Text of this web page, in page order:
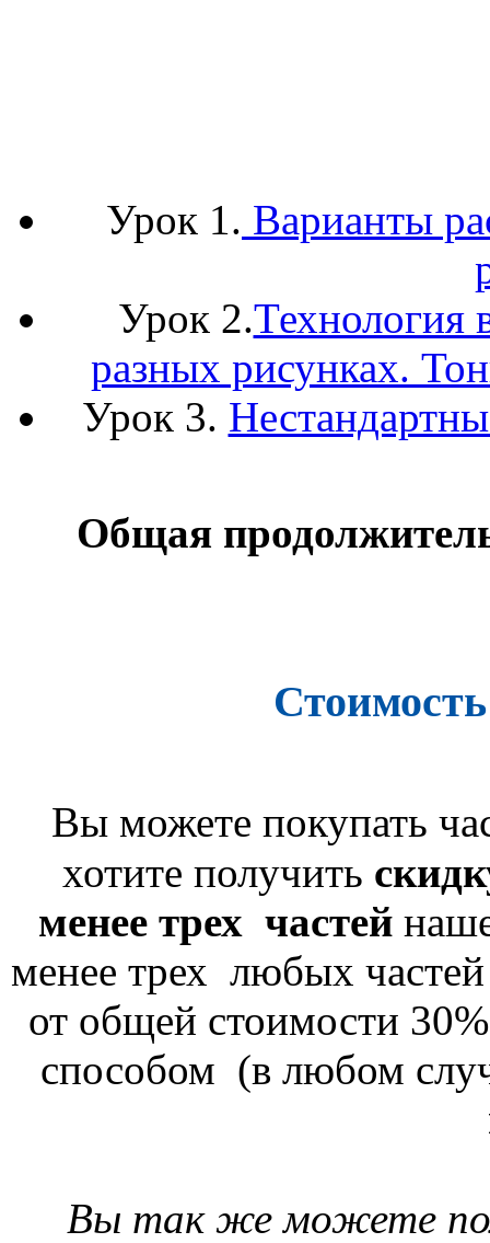
Урок 1. Варианты
Урок 2.Технология
разных рисунках.
Урок 3.
Общая
Вы можете покупать
хотите получить
менее трех частей
менее трех любых
от общей стоимости
способом (в любом
Вы так же можете